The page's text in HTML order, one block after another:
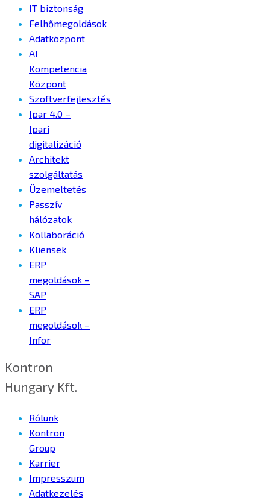
IT biztonság
Felhőmegoldások
Adatközpont
AI
Kompetencia
Központ
Szoftverfejlesztés
Ipar 4.0 –
Ipari
digitalizáció
Architekt
szolgáltatás
Üzemeltetés
Passzív
hálózatok
Kollaboráció
Kliensek
ERP
megoldások –
SAP
ERP
megoldások –
Infor
Kontron
Hungary Kft.
Rólunk
Kontron
Group
Karrier
Impresszum
Adatkezelés